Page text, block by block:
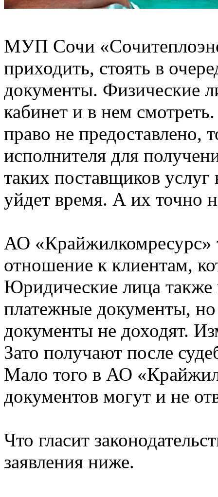
МУП Сочи
приходить, стоять в
документы. Физические
кабинет и в нем
право не предоставлено,
исполнителя для
таких поставщиков услуг
уйдет время. А их точно
АО «Крайжилкомресурс»
отношение к клиентам,
Юридические лица
платежные документы,
документы не доходят.
Зато получают после
Мало того в АО
документов могут и не
Что гласит
заявления ниже.